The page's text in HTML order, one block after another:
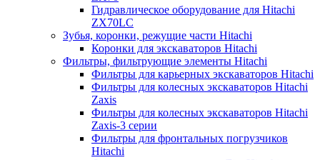
Гидравлическое оборудование для Hitachi
ZX70LC
Зубья, коронки, режущие части Hitachi
Коронки для экскаваторов Hitachi
Фильтры, фильтрующие элементы Hitachi
Фильтры для карьерных экскаваторов Hitachi
Фильтры для колесных экскаваторов Hitachi
Zaxis
Фильтры для колесных экскаваторов Hitachi
Zaxis-3 серии
Фильтры для фронтальных погрузчиков
Hitachi